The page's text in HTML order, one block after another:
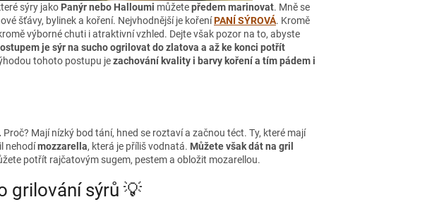
sýry jako Panýr nebo Halloumi můžetepředem marinovat. Mně se
šťávy, bylinek a koření. Nejvhodnější je kořeníPANÍ SÝROVÁ. Kromě
výborné chuti i atraktivní vzhled. Dejte však pozor na to, abyste
je sýr na sucho ogrilovat do zlatova a až ke konci potřít
tohoto postupu jezachování kvality i barvy koření a tím pádem i
Proč? Mají nízký bod tání, hned se roztaví a začnou téct. Ty, které mají
nehodímozzarella, která je příliš vodnatá. Můžete však dát na gril
potřít rajčatovým sugem, pestem a obložit mozarellou.
grilování sýrů 💡